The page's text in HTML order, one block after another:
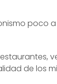
poco
de los